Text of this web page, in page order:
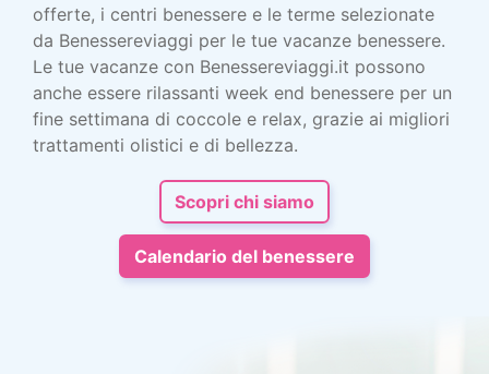
offerte, i centri benessere e le terme selezionate
da Benessereviaggi per le tue vacanze benessere.
Le tue vacanze con Benessereviaggi.it possono
anche essere rilassanti week end benessere per un
fine settimana di coccole e relax, grazie ai migliori
trattamenti olistici e di bellezza.
Scopri chi siamo
Calendario del benessere